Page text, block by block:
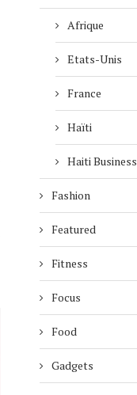
Afrique
Etats-Unis
France
Haïti
Haiti Business
Fashion
Featured
Fitness
Focus
Food
Gadgets